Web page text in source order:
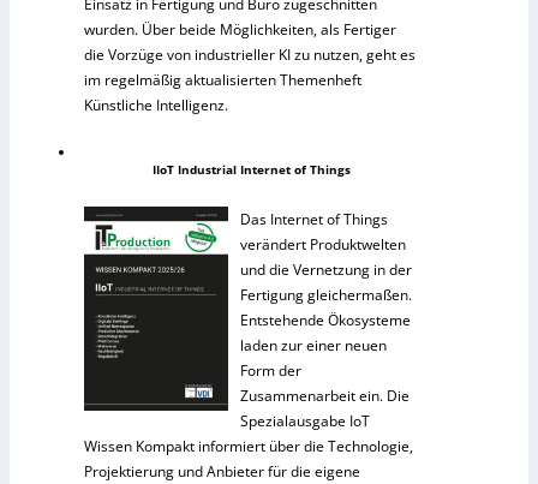
Einsatz in Fertigung und Büro zugeschnitten
wurden. Über beide Möglichkeiten, als Fertiger
die Vorzüge von industrieller KI zu nutzen, geht es
im regelmäßig aktualisierten Themenheft
Künstliche Intelligenz.
IIoT Industrial Internet of Things
Das Internet of Things
verändert Produktwelten
und die Vernetzung in der
Fertigung gleichermaßen.
Entstehende Ökosysteme
laden zur einer neuen
Form der
Zusammenarbeit ein. Die
Spezialausgabe IoT
Wissen Kompakt informiert über die Technologie,
Projektierung und Anbieter für die eigene